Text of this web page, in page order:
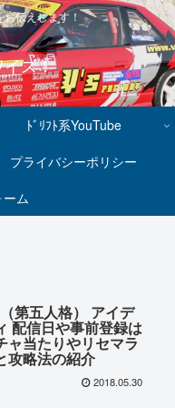
お伝えします！
ズ！
ﾄﾞﾘﾌﾄ系YouTube
プライバシーポリシー
ム
第五人格） アイデ
配信日や事前登録は
ャ当たりやリセマラ
攻略法の紹介
2018.05.30